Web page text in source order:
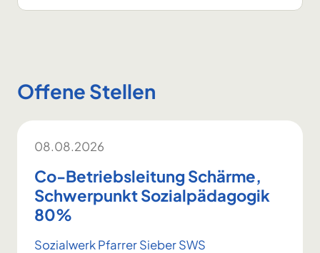
Offene Stellen
08.08.2026
Co-Betriebsleitung Schärme,
Schwerpunkt Sozialpädagogik
80%
Sozialwerk Pfarrer Sieber SWS